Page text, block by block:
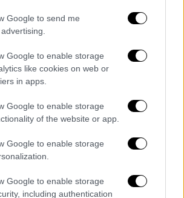
Google to send me
Google to enable storage
like cookies on web or
in apps.
Google to enable storage
of the website or app.
Google to enable storage
Google to enable storage
including authentication
video
«Δεν είναι δυνατόν να